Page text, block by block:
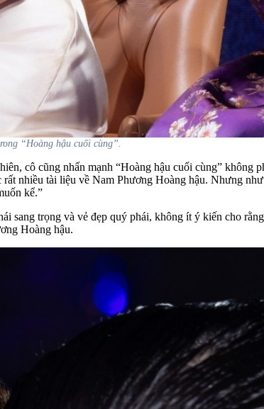
“Hoàng hậu cuối cùng”.
cô cũng nhấn mạnh “Hoàng hậu cuối cùng” không
nhiều tài liệu về Nam Phương Hoàng hậu. Nhưng
kể.”
sang trọng và vẻ đẹp quý phái, không ít ý kiến cho
Hoàng hậu.